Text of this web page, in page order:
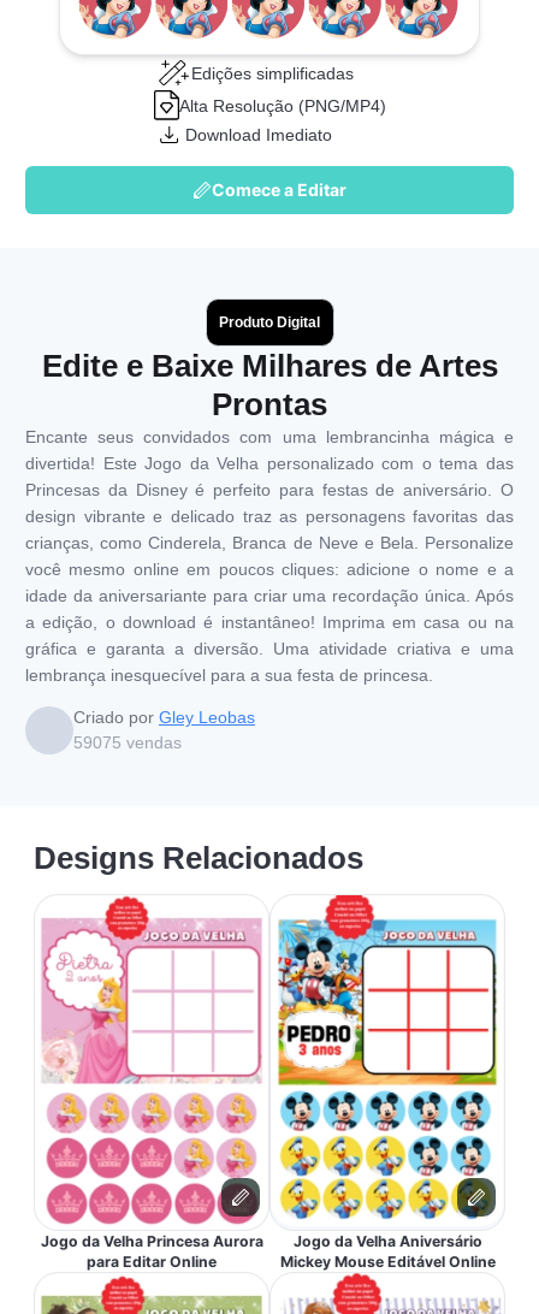
Edições simplificadas
Alta Resolução (PNG/MP4)
Download Imediato
Comece a Editar
Produto Digital
Edite e Baixe Milhares de Artes
Prontas
Encante seus convidados com uma lembrancinha mágica e
divertida! Este Jogo da Velha personalizado com o tema das
Princesas da Disney é perfeito para festas de aniversário. O
design vibrante e delicado traz as personagens favoritas das
crianças, como Cinderela, Branca de Neve e Bela. Personalize
você mesmo online em poucos cliques: adicione o nome e a
idade da aniversariante para criar uma recordação única. Após
a edição, o download é instantâneo! Imprima em casa ou na
gráfica e garanta a diversão. Uma atividade criativa e uma
lembrança inesquecível para a sua festa de princesa.
Criado por Gley Leobas
59075 vendas
Designs Relacionados
Jogo da Velha Princesa Aurora
para Editar Online
Jogo da Velha Aniversário
Mickey Mouse Editável Online